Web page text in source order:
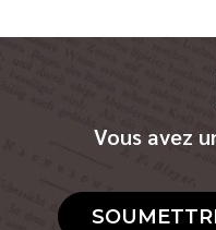
Vous avez